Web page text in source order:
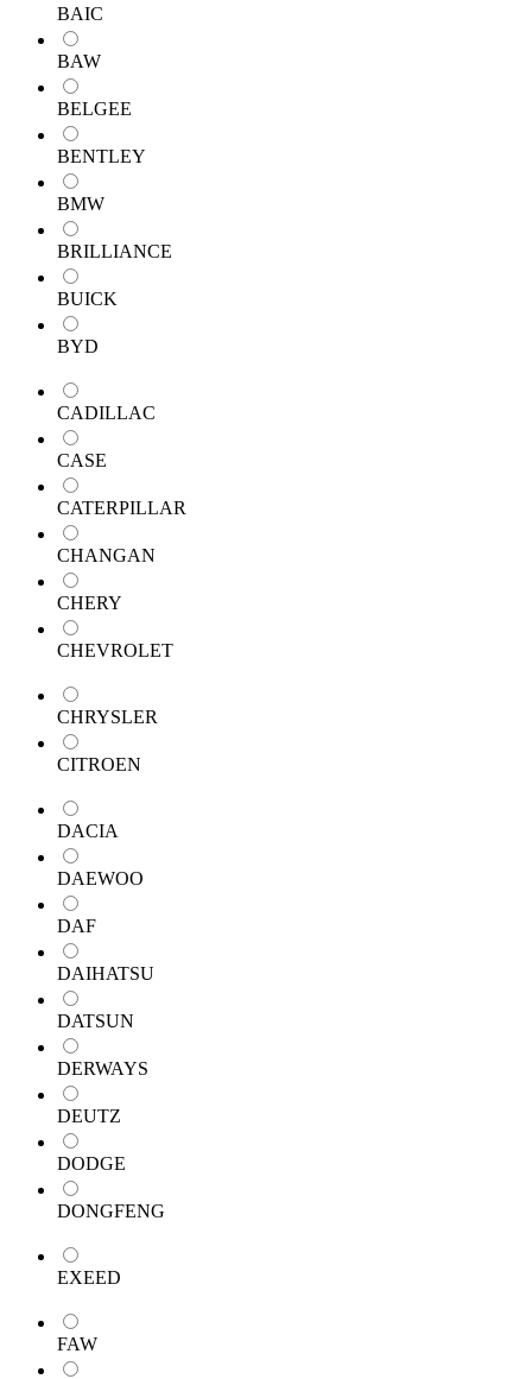
BAIC
BAW
BELGEE
BENTLEY
BMW
BRILLIANCE
BUICK
BYD
CADILLAC
CASE
CATERPILLAR
CHANGAN
CHERY
CHEVROLET
CHRYSLER
CITROEN
DACIA
DAEWOO
DAF
DAIHATSU
DATSUN
DERWAYS
DEUTZ
DODGE
DONGFENG
EXEED
FAW